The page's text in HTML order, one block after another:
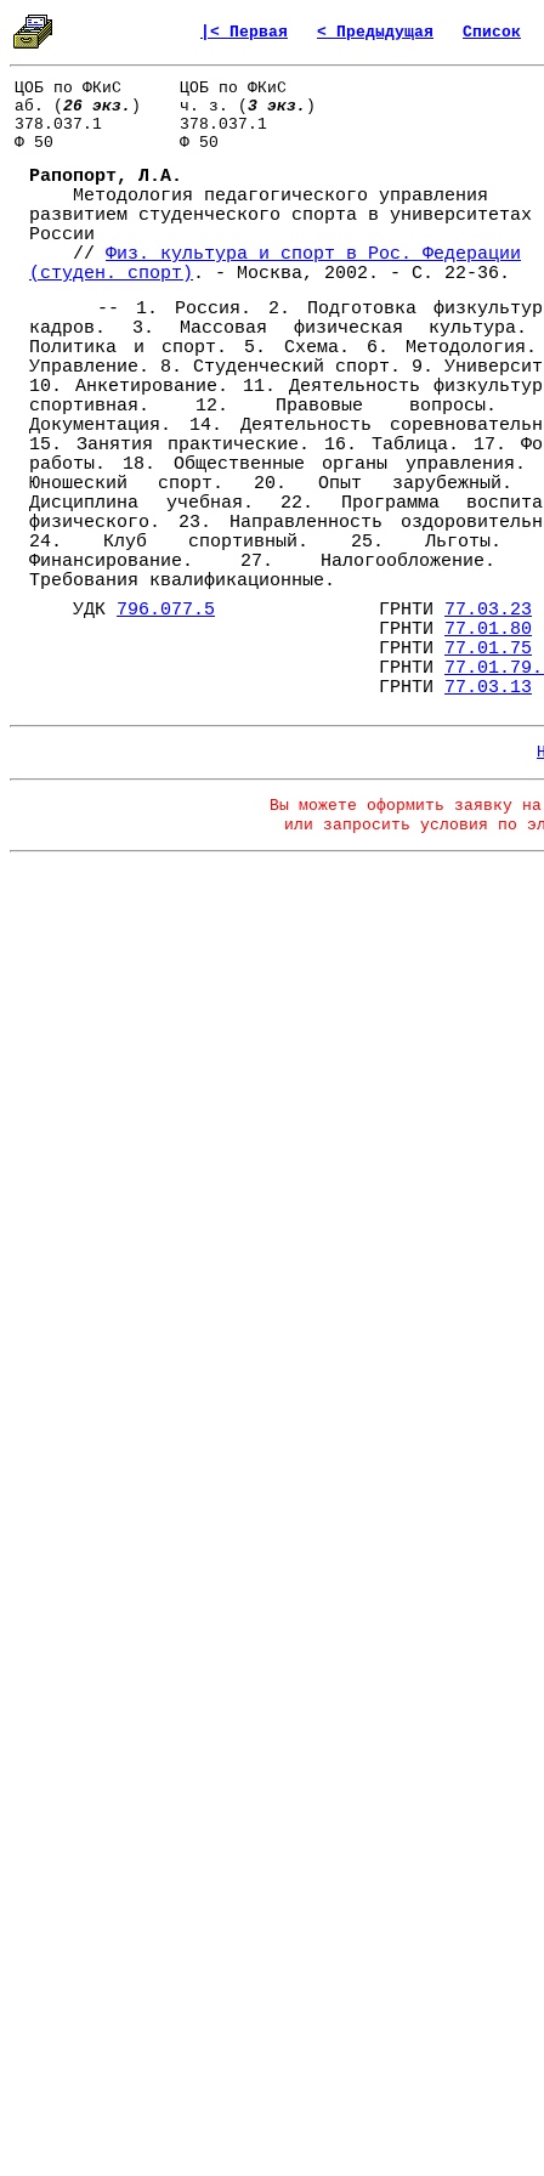
|< Первая < Предыдущая Список
ЦОБ по ФКиС
аб. ( 26 экз. )
378.037.1
Ф 50
ЦОБ по ФКиС
ч. з. ( 3 экз. )
378.037.1
Ф 50
Рапопорт, Л.А.
Методология педагогического управления
развитием студенческого спорта в университетах
России
// Физ. культура и спорт в Рос. Федерации
(студен. спорт) . - Москва, 2002. - С. 22-36.
-- 1. Россия. 2. Подготовка
кадров. 3. Массовая физическая
Политика и спорт. 5. Схема. 6.
Управление. 8. Студенческий спорт. 9.
10. Анкетирование. 11. Деятельность
спортивная. 12. Правовые вопросы.
Документация. 14. Деятельность
15. Занятия практические. 16. Таблица. 17.
работы. 18. Общественные органы управления.
Юношеский спорт. 20. Опыт зарубежный.
Дисциплина учебная. 22. Программа
физического. 23. Направленность
24. Клуб спортивный. 25. Льготы.
Финансирование. 27. Налогообложение.
Требования квалификационные.
УДК 796.077.5 ГРНТИ 77.03.23
ГРНТИ 77.01.80
ГРНТИ 77.01.75
ГРНТИ
ГРНТИ 77.03.13
Вы можете оформить заявку
или запросить условия по